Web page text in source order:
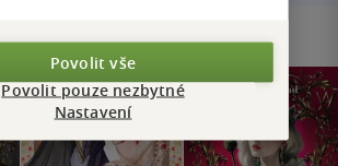
Povolit vše
Povolit pouze nezbytné
Nastavení